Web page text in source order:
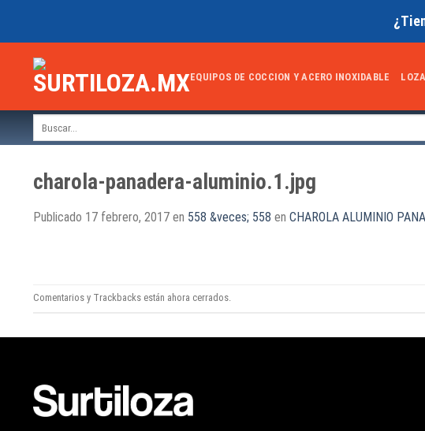
EQUIPOS DE COCCION Y ACERO INOXIDABLE LOZA
charola-panadera-aluminio.1.jpg
Publicado 17 febrero, 2017 en 558 &veces; 558 en CHAROLA ALUMINIO
Comentarios y Trackbacks están ahora cerrados.